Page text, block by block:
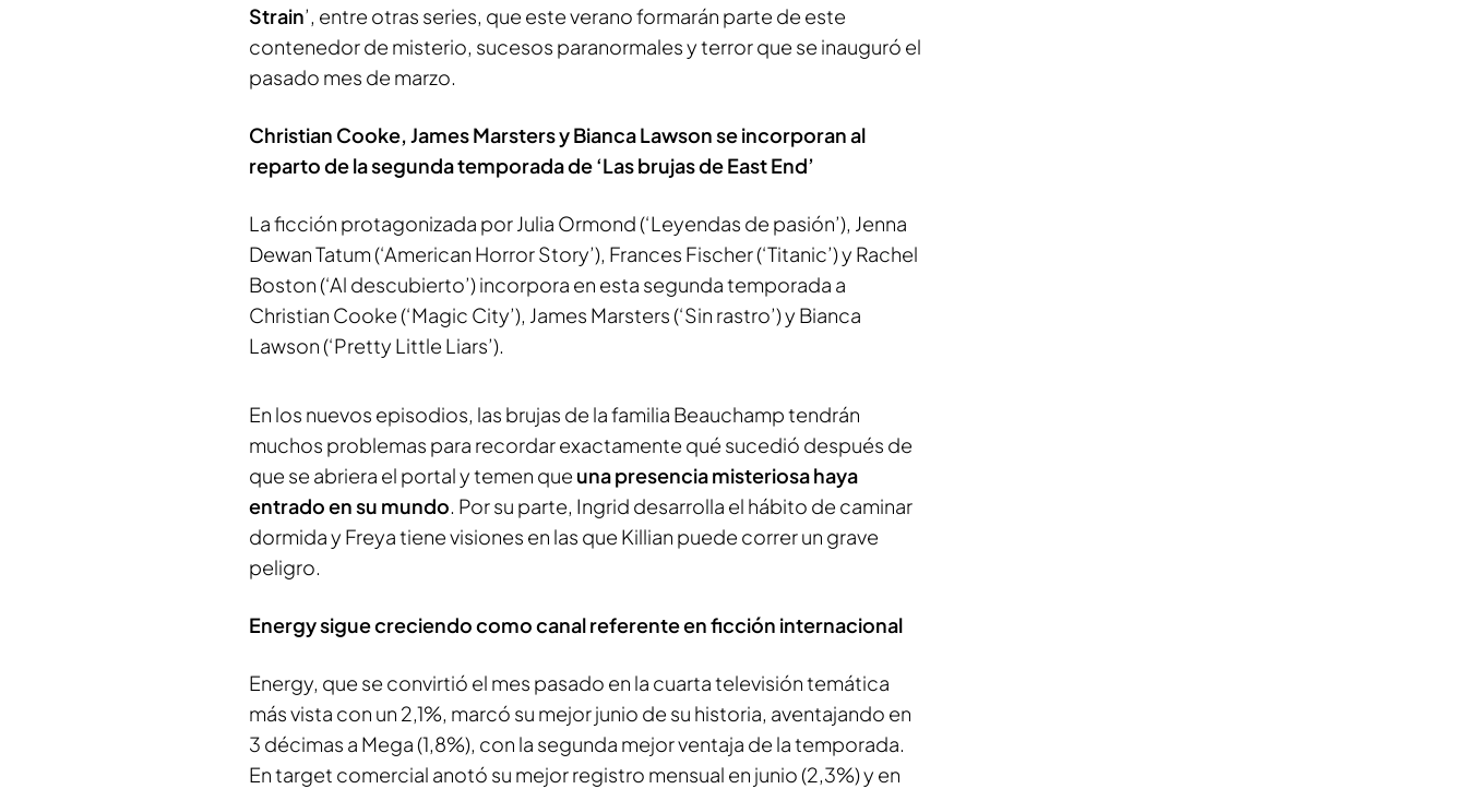
Strain’, entre otras series, que este verano formarán parte de este
contenedor de misterio, sucesos paranormales y terror que se inauguró el
pasado mes de marzo.
Christian Cooke, James Marsters y Bianca Lawson se incorporan al
reparto de la segunda temporada de ‘Las brujas de East End’
La ficción protagonizada por Julia Ormond (‘Leyendas de pasión’), Jenna
Dewan Tatum (‘American Horror Story’), Frances Fischer (‘Titanic’) y Rachel
Boston (‘Al descubierto’) incorpora en esta segunda temporada a
Christian Cooke (‘Magic City’), James Marsters (‘Sin rastro’) y Bianca
Lawson (‘Pretty Little Liars’).
En los nuevos episodios, las brujas de la familia Beauchamp tendrán
muchos problemas para recordar exactamente qué sucedió después de
que se abriera el portal y temen que una presencia misteriosa haya
entrado en su mundo. Por su parte, Ingrid desarrolla el hábito de caminar
dormida y Freya tiene visiones en las que Killian puede correr un grave
peligro.
Energy sigue creciendo como canal referente en ficción internacional
Energy, que se convirtió el mes pasado en la cuarta televisión temática
más vista con un 2,1%, marcó su mejor junio de su historia, aventajando en
3 décimas a Mega (1,8%), con la segunda mejor ventaja de la temporada.
En target comercial anotó su mejor registro mensual en junio (2,3%) y en